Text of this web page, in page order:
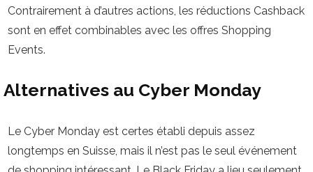
Contrairement à d’autres actions, les réductions Cashback
sont en effet combinables avec les offres Shopping
Events.
Alternatives au Cyber Monday
Le Cyber Monday est certes établi depuis assez
longtemps en Suisse, mais il n’est pas le seul événement